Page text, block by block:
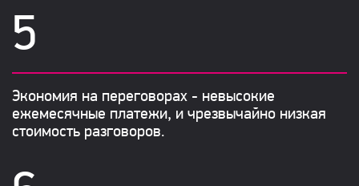
Экономия на переговорах - невысокие
ежемесячные платежи, и чрезвычайно низкая
стоимость разговоров.